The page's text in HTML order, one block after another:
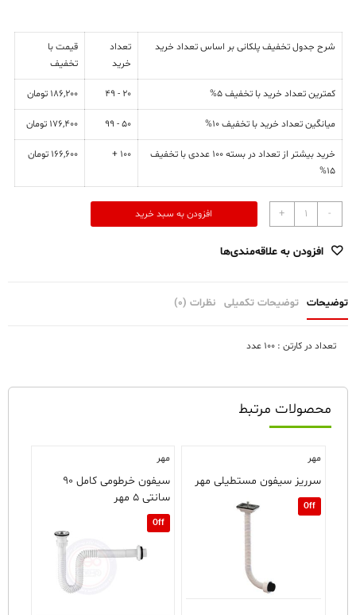
شرح جدول تخفیف پلکانی بر اساس تعداد خرید
تعداد
خرید
قیمت با
تخفیف
کمترین تعداد خرید با تخفیف 5% 20 - 49
186,200 تومان
میانگین تعداد خرید با تخفیف 10% 50 - 99
176,400 تومان
خرید بیشتر از تعداد در بسته 100 عددی با تخفیف
15%
100 +
166,600 تومان
-
زیرآب
4
مهر
+ افزودن به سبد خرید
افزودن به علاقه‌مندی‌ها
توضیحات توضیحات تکمیلی نظرات (0)
تعداد در کارتن : ۱۰۰ عدد
محصولات مرتبط
مهر
سرریز سیفون مستطیلی مهر
Off
مهر
سیفون خرطومی کامل ۹۰
سانتی ۵ مهر
Off